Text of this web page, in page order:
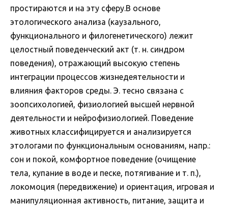
простираются и на эту сферу.В основе
этологического анализа (каузального,
функционального и филогенетического) лежит
целостный поведенческий акт (т. н. синдром
поведения), отражающий высокую степень
интеграции процессов жизнедеятельности и
влияния факторов среды. Э. тесно связана с
зоопсихологией, физиологией высшей нервной
деятельности и нейрофизиологией. Поведение
животных классифицируется и анализируется
этологами по функциональным основаниям, напр.:
сон и покой, комфортное поведение (очищение
тела, купание в воде и песке, потягивание и т. п.),
локомоция (передвижение) и ориентация, игровая и
манипуляционная активность, питание, защита и